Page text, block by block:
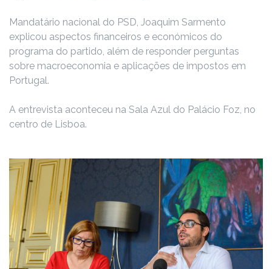
Mandatário nacional do PSD, Joaquim Sarmento
explicou aspectos financeiros e económicos do
programa do partido, além de responder perguntas
sobre macroeconomia e aplicações de impostos em
Portugal.
A entrevista aconteceu na Sala Azul do Palácio Foz, no
centro de Lisboa.